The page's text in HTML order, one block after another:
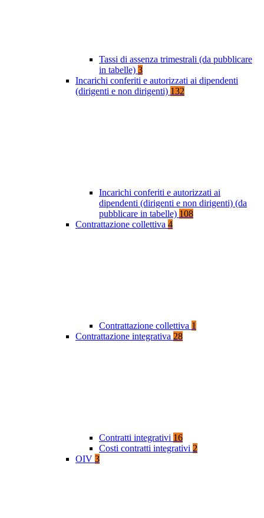
Tassi di assenza trimestrali (da pubblicare
in tabelle) 3
Incarichi conferiti e autorizzati ai dipendenti
(dirigenti e non dirigenti) 132
Incarichi conferiti e autorizzati ai
dipendenti (dirigenti e non dirigenti) (da
pubblicare in tabelle) 108
Contrattazione collettiva 4
Contrattazione collettiva 1
Contrattazione integrativa 28
Contratti integrativi 16
Costi contratti integrativi 2
OIV 3